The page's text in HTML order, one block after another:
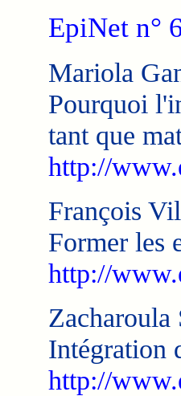
EpiNet n°
Mariola
Pourquoi
tant que
http://
François
Former les
http://
Intégration
http://